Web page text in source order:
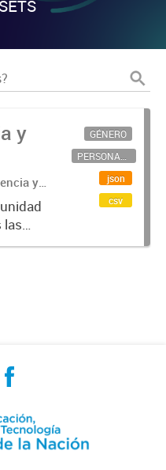
y
y
las
GÉNERO
PERSONAL CIENTÍFICO-TECNOLÓGICO
json
csv